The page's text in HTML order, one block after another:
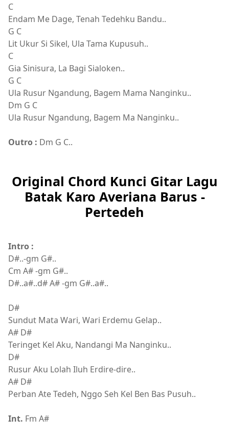
C
Endam Me Dage, Tenah Tedehku Bandu..
G C
Lit Ukur Si Sikel, Ula Tama Kupusuh..
C
Gia Sinisura, La Bagi Sialoken..
G C
Ula Rusur Ngandung, Bagem Mama Nanginku..
Dm G C
Ula Rusur Ngandung, Bagem Ma Nanginku..
Outro : Dm G C..
Original Chord Kunci Gitar Lagu
Batak Karo Averiana Barus -
Pertedeh
Intro :
D#..-gm G#..
Cm A# -gm G#..
D#..a#..d# A# -gm G#..a#..
D#
Sundut Mata Wari, Wari Erdemu Gelap..
A# D#
Teringet Kel Aku, Nandangi Ma Nanginku..
D#
Rusur Aku Lolah Iluh Erdire-dire..
A# D#
Perban Ate Tedeh, Nggo Seh Kel Ben Bas Pusuh..
Int. Fm A#